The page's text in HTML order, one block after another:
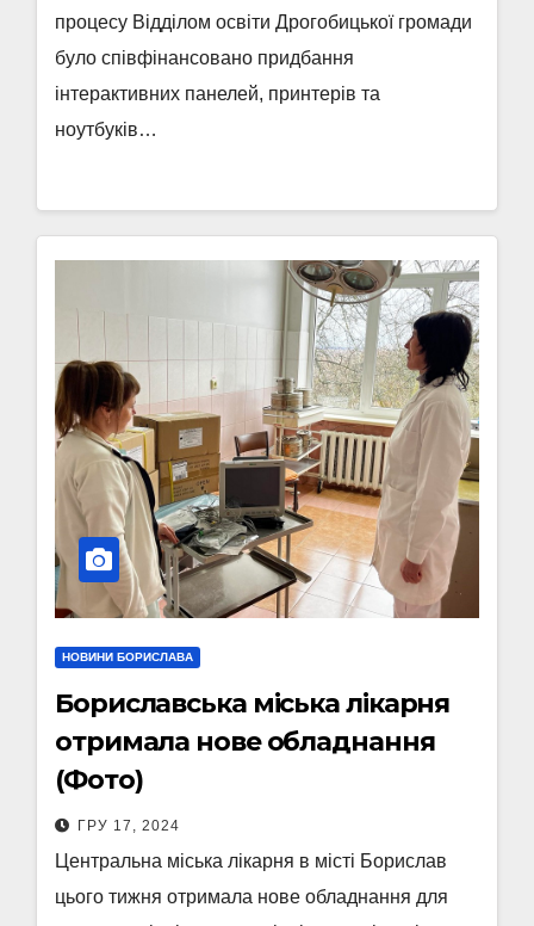
процесу Відділом освіти Дрогобицької громади
було співфінансовано придбання
інтерактивних панелей, принтерів та
ноутбуків…
НОВИНИ БОРИСЛАВА
Бориславська міська лікарня
отримала нове обладнання
(Фото)
ГРУ 17, 2024
Центральна міська лікарня в місті Борислав
цього тижня отримала нове обладнання для